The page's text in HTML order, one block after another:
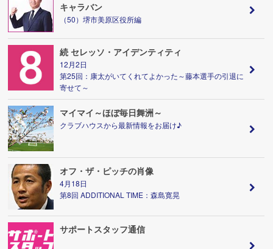
キャラバン
（50）堺市美原区役所編
続 セレッソ・アイデンティティ
12月2日
第25回：康太がいてくれてよかった～藤本選手の引退に
寄せて～
マイマイ～ほぼ毎日舞洲～
クラブハウスから最新情報をお届け♪
オフ・ザ・ピッチの肖像
4月18日
第8回 ADDITIONAL TIME：森島寛晃
サポートスタッフ通信